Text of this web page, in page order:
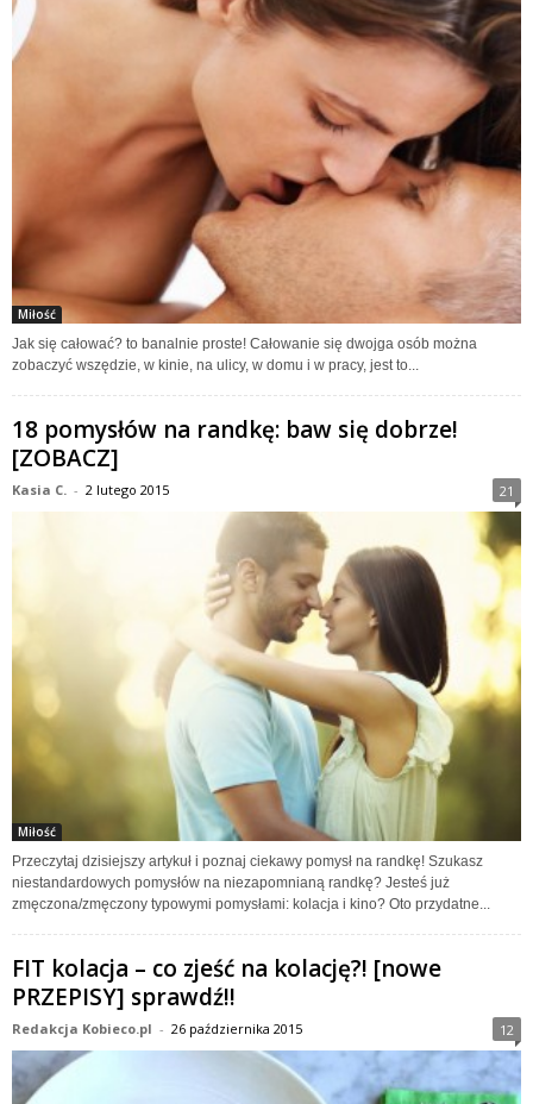
Miłość
Jak się całować? to banalnie proste! Całowanie się dwojga osób można
zobaczyć wszędzie, w kinie, na ulicy, w domu i w pracy, jest to...
18 pomysłów na randkę: baw się dobrze!
[ZOBACZ]
Kasia C. - 2 lutego 2015 21
Miłość
Przeczytaj dzisiejszy artykuł i poznaj ciekawy pomysł na randkę! Szukasz
niestandardowych pomysłów na niezapomnianą randkę? Jesteś już
zmęczona/zmęczony typowymi pomysłami: kolacja i kino? Oto przydatne...
FIT kolacja – co zjeść na kolację?! [nowe
PRZEPISY] sprawdź!!
Redakcja Kobieco.pl - 26 października 2015 12